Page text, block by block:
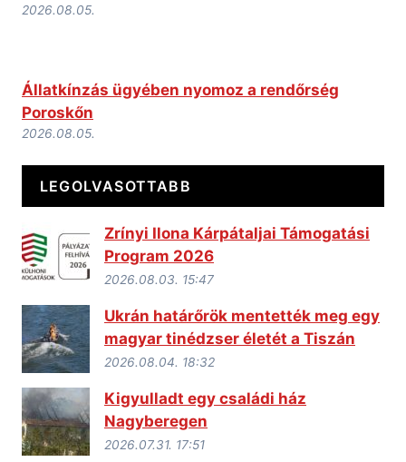
2026.08.05.
Állatkínzás ügyében nyomoz a rendőrség
Poroskőn
2026.08.05.
LEGOLVASOTTABB
Zrínyi Ilona Kárpátaljai Támogatási
Program 2026
2026.08.03. 15:47
Ukrán határőrök mentették meg egy
magyar tinédzser életét a Tiszán
2026.08.04. 18:32
Kigyulladt egy családi ház
Nagyberegen
2026.07.31. 17:51